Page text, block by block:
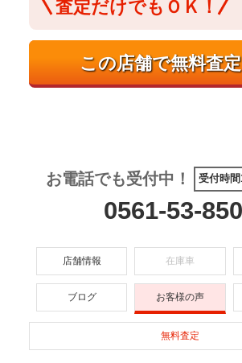
査定だけでもＯＫ！
お電話でも受付中！ 受付時
0561-53-
店舗情報 在庫車
ブログ お客様の声
無料査定